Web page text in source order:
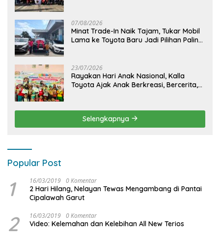
07/08/2026
Minat Trade-In Naik Tajam, Tukar Mobil
Lama ke Toyota Baru Jadi Pilihan Paling
23/07/2026
Rayakan Hari Anak Nasional, Kalla
Toyota Ajak Anak Berkreasi, Bercerita,
Selengkapnya
Popular Post
1 16/03/2019 0 Komentar
2 Hari Hilang, Nelayan Tewas Mengambang di Pantai
Cipalawah Garut
2 16/03/2019 0 Komentar
Video: Kelemahan dan Kelebihan All New Terios